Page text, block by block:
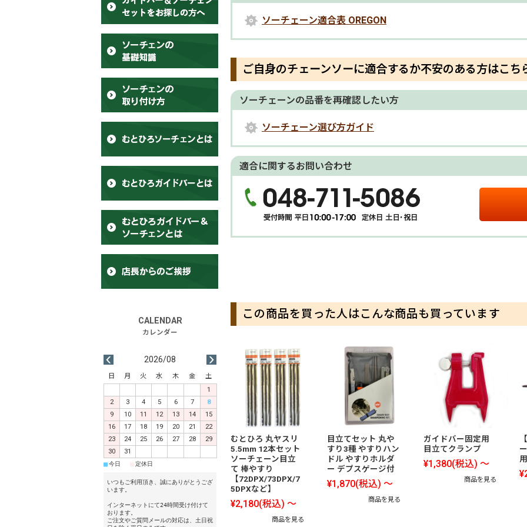
ソーチェーン適合表 OREGON
ご自身のチェーンソーに適合するか不安のある方はこち
ソーチェーンの品番を再確認したい方
ソーチェーン選び方ガイド
適合に関するお問い合わせ
この商品を買った人はこんな商品も買っています
むとひろ 丸ヤスリ
5.5mm 12本セット
ソーチェーン目立
て 棒やすり
【72DPX/73DPX/7
5DPXなど】
¥2,180(税込) ～
商品を見る
目立てセット 丸や
すり3種 やすりハン
ドル やすりホルダ
ー デプスゲージ付
¥1,870(税込) ～
商品を見る
ガイドバー固定用
目立てクランプ
¥1,380(税込) ～
商品を見る
2026/08
日 月 火 水 木 金
土
1
2
3 4 5 6 7
8
9
10 11 12 13 14
15
16
17 18 19 20 21
22
23
24 25 26 27 28
29
30
31
■今日 定休日
いつもご利用頂き、誠にありがとうござ
います。
インターネットにて24時間受け付けて
おります。
ご注文やご質問メールの対応は、土日祝